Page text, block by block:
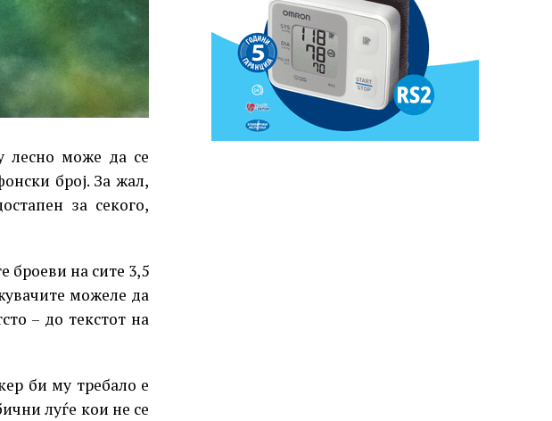
лесно може да се
број. За жал,
за секого,
броеви на сите 3,5
можеле да
– до текстот на
би му требало е
луѓе кои не се